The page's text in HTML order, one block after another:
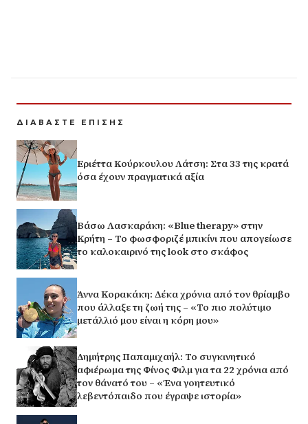
ΔΙΑΒΑΣΤΕ ΕΠΙΣΗΣ
Εριέττα Κούρκουλου Λάτση: Στα 33 της κρατά
όσα έχουν πραγματικά αξία
Βάσω Λασκαράκη: «Blue therapy» στην
Κρήτη – Το φωσφοριζέ μπικίνι που απογείωσε
το καλοκαιρινό της look στο σκάφος
Άννα Κορακάκη: Δέκα χρόνια από τον θρίαμβο
που άλλαξε τη ζωή της – «Το πιο πολύτιμο
μετάλλιό μου είναι η κόρη μου»
Δημήτρης Παπαμιχαήλ: Το συγκινητικό
αφιέρωμα της Φίνος Φιλμ για τα 22 χρόνια από
τον θάνατό του – «Ένα γοητευτικό
λεβεντόπαιδο που έγραψε ιστορία»